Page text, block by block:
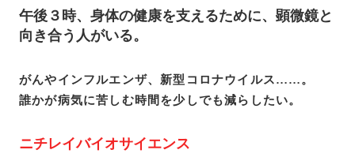
午後３時、身体の健康を支えるために、顕微鏡と
向き合う人がいる。
がんやインフルエンザ、新型コロナウイルス……。
誰かが病気に苦しむ時間を少しでも減らしたい。
ニチレイバイオサイエンス